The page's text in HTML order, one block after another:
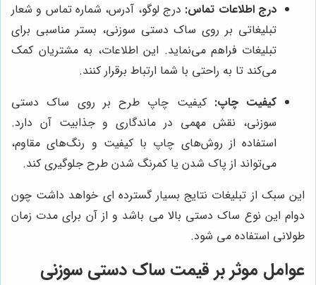
درج اطلاعات تماس: درج لوگو، آدرس، شماره تماس و شعار
تبلیغاتی بر روی ساک دستی سوزنی، بستر مناسبی برای
تبلیغات فراهم می‌نماید. این اطلاعات، به مشتریان کمک
می‌کند تا به راحتی با شما ارتباط برقرار کنند.
کیفیت چاپ: کیفیت چاپ طرح بر روی ساک دستی
سوزنی، نقش مهمی در ماندگاری و جذابیت آن دارد.
استفاده از روش‌های چاپ با کیفیت و رنگ‌های مقاوم،
می‌تواند از پاک شدن یا کمرنگ شدن طرح جلوگیری کند.
این سبک از تبلیغات نتایج بسیار گسترده ای خواهد داشت چون
دوام این نوع ساک دستی بالا می باشد و از آن برای مدت زمان
طولانی استفاده می شود.
عوامل موثر بر قیمت ساک دستی سوزنی